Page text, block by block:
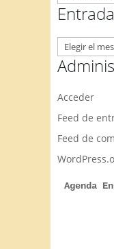
artículos
Entradas
por
meses
Acceder
Feed de
Feed de
Agenda